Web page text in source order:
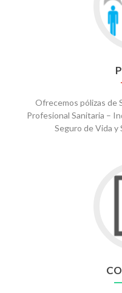
Ofrecemos pólizas de
Profesional Sanitaria –
Seguro de Vida